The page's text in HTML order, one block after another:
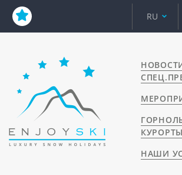
RU
КУРОРТЫ
НАШИ